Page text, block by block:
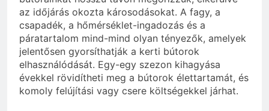
az időjárás okozta károsodásokat. A fagy, a
csapadék, a hőmérséklet-ingadozás és a
páratartalom mind-mind olyan tényezők, amelyek
jelentősen gyorsíthatják a kerti bútorok
elhasználódását. Egy-egy szezon kihagyása
évekkel rövidítheti meg a bútorok élettartamát, és
komoly felújítási vagy csere költségekkel járhat.